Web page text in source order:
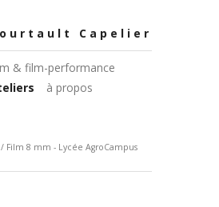
Capelier
& film-performance
à propos
/ Film 8 mm - Lycée AgroCampus